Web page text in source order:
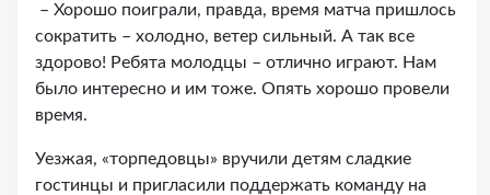
– Хорошо поиграли, правда, время матча пришлось
сократить – холодно, ветер сильный. А так все
здорово! Ребята молодцы – отлично играют. Нам
было интересно и им тоже. Опять хорошо провели
время.
Уезжая, «торпедовцы» вручили детям сладкие
гостинцы и пригласили поддержать команду на